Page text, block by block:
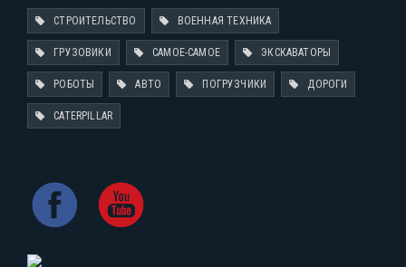
СТРОИТЕЛЬСТВО ВОЕННАЯ ТЕХНИКА
ГРУЗОВИКИ САМОЕ-САМОЕ ЭКСКАВАТОРЫ
РОБОТЫ АВТО ПОГРУЗЧИКИ ДОРОГИ
CATERPILLAR